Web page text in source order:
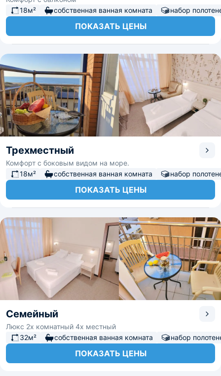
18м²
собственная ванная комната набор
ПОКАЗАТЬ ЦЕНЫ
Трехместный
Комфорт с боковым видом на море.
18м²
собственная ванная комната набор
ПОКАЗАТЬ ЦЕНЫ
Семейный
Люкс 2х комнатный 4х местный
32м²
собственная ванная комната набор
ПОКАЗАТЬ ЦЕНЫ